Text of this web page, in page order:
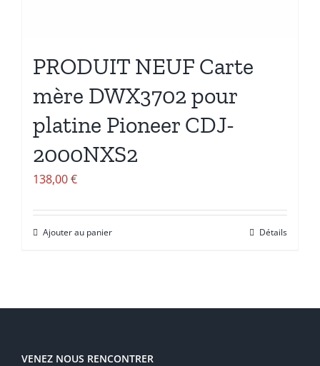
PRODUIT NEUF Carte
mère DWX3702 pour
platine Pioneer CDJ-
2000NXS2
138,00€
Ajouter au panier Détails
VENEZ NOUS RENCONTRER